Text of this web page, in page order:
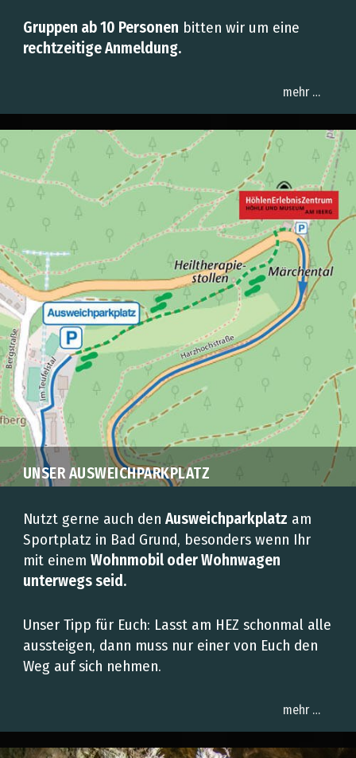
Gruppen ab 10 Personen bitten wir um eine
rechtzeitige Anmeldung.
mehr …
UNSER AUSWEICHPARKPLATZ
Nutzt gerne auch den Ausweichparkplatz am
Sportplatz in Bad Grund, besonders wenn Ihr
mit einem Wohnmobil oder Wohnwagen
unterwegs seid.
Unser Tipp für Euch: Lasst am HEZ schonmal alle
aussteigen, dann muss nur einer von Euch den
Weg auf sich nehmen.
mehr …